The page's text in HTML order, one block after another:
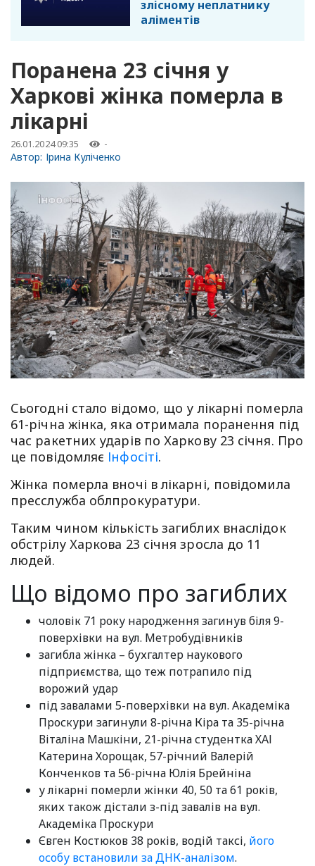
злісному неплатнику
аліментів
Поранена 23 січня у
Харкові жінка померла в
лікарні
26.01.2024 09:35 -
Автор: Ірина Куліченко
Сьогодні стало відомо, що у лікарні померла
61-річна жінка, яка отримала поранення під
час ракетних ударів по Харкову 23 січня. Про
це повідомляє Інфосіті.
Жінка померла вночі в лікарні, повідомила
пресслужба облпрокуратури.
Таким чином кількість загиблих внаслідок
обстрілу Харкова 23 січня зросла до 11
людей.
Що відомо про загиблих
чоловік 71 року народження загинув біля 9-
поверхівки на вул. Метробудівників
загибла жінка – бухгалтер наукового
підприємства, що теж потрапило під
ворожий удар
під завалами 5-поверхівки на вул. Академіка
Проскури загинули 8-річна Кіра та 35-річна
Віталіна Машкіни, 21-річна студентка ХАІ
Катерина Хорощак, 57-річний Валерій
Конченков та 56-річна Юлія Брейніна
у лікарні померли жінки 40, 50 та 61 років,
яких також дістали з-під завалів на вул.
Академіка Проскури
Євген Костюков 38 років, водій таксі, його
особу встановили за ДНК-аналізом.